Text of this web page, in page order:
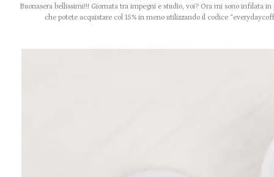
Buonasera bellissimi!!! Giornata tra impegni e studio, voi? Ora mi sono infilata
che potete acquistare col 15% in meno utilizzando il codice